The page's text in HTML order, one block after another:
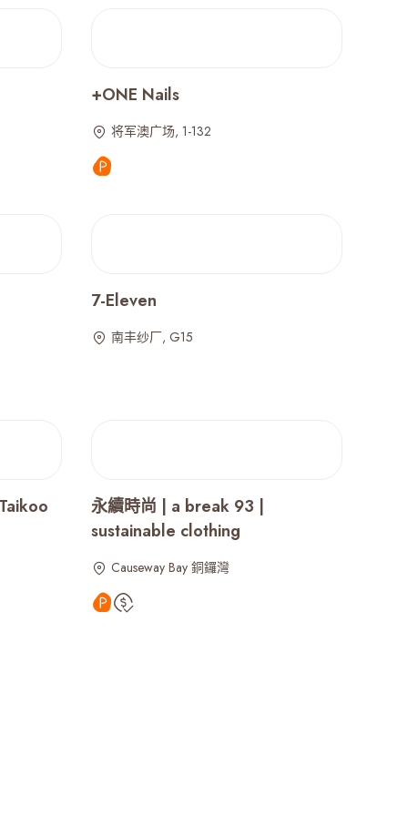
+ONE Nails
将军澳广场, 1-132
7-Eleven
南丰纱厂, G15
永續時尚 | a break 93 |
sustainable clothing
Causeway Bay 銅鑼灣